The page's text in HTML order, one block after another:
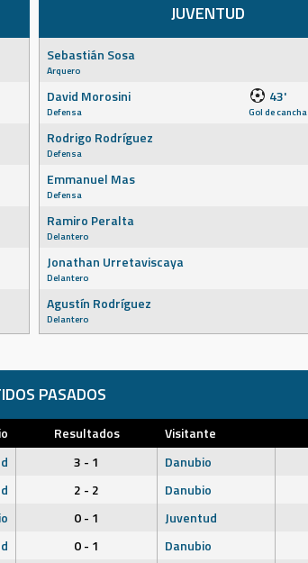
JUVENTUD
Sebastián Sosa
Arquero
David Morosini
Defensa
43'
Gol de cancha
Rodrigo Rodríguez
Defensa
Emmanuel Mas
Defensa
Ramiro Peralta
Delantero
Jonathan Urretaviscaya
Delantero
Agustín Rodríguez
Delantero
PASADOS
Resultados Visitante
3 - 1 Danubio
2 - 2 Danubio
0 - 1 Juventud
0 - 1 Danubio